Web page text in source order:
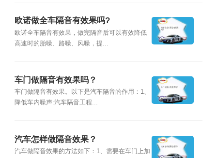
欧诺做全车隔音有效果吗?
欧诺全车隔音有效果，做完隔音后可以有效降低
高速时的胎噪、路噪、风噪，提...
车门做隔音有效果吗？
车门做隔音有效果。以下是汽车隔音的作用：1、
降低车内噪声:汽车隔音工程...
汽车怎样做隔音效果？
汽车做隔音效果的方法如下：1、需要在车门上加